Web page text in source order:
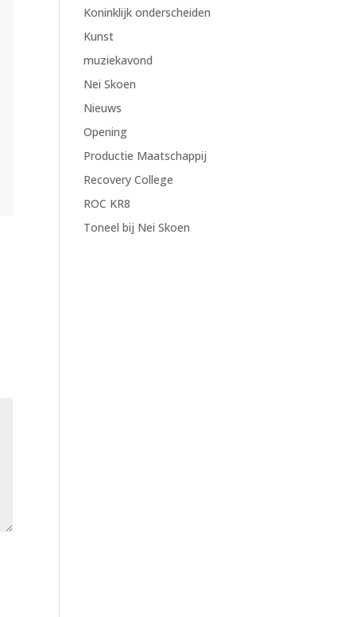
Koninklijk onderscheiden
Kunst
muziekavond
Nei Skoen
Nieuws
Opening
Productie Maatschappij
Recovery College
ROC KR8
Toneel bij Nei Skoen